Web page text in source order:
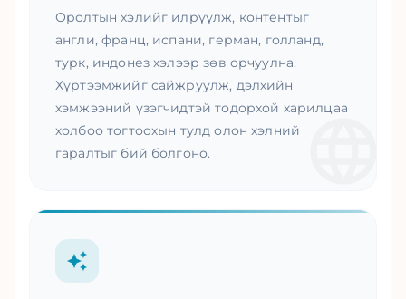
Оролтын хэлийг илрүүлж, контентыг
англи, франц, испани, герман, голланд,
турк, индонез хэлээр зөв орчуулна.
Хүртээмжийг сайжруулж, дэлхийн
хэмжээний үзэгчидтэй тодорхой харилцаа
холбоо тогтоохын тулд олон хэлний
гаралтыг бий болгоно.